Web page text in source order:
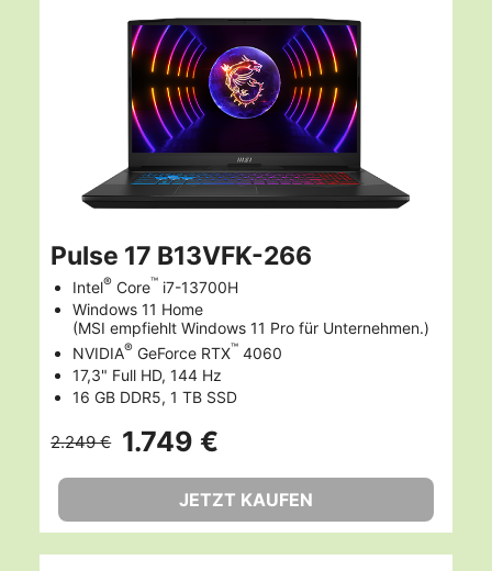
Pulse 17 B13VFK-266
Intel® Core™ i7-13700H
Windows 11 Home
(MSI empfiehlt Windows 11 Pro für Unternehmen.)
NVIDIA® GeForce RTX™ 4060
17,3" Full HD, 144 Hz
16 GB DDR5, 1 TB SSD
2.249 € 1.749 €
JETZT KAUFEN